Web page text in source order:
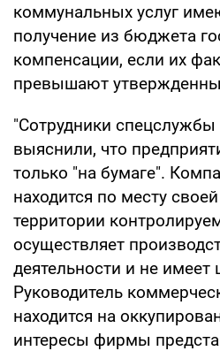
коммунальных услуг
получение из бюджета
компенсации, если их
превышают
"Сотрудники спецслужбы
выяснили, что
только "на бумаге".
находится по месту
территории
осуществляет
деятельности и не имеет
Руководитель
находится на
интересы фирмы